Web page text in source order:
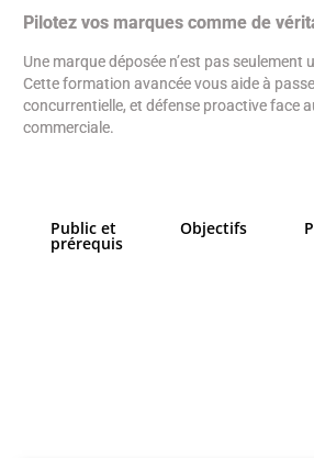
Pilotez vos marques comme de
Une marque déposée n’est pas
Cette formation avancée vous aide à
concurrentielle, et défense proactive face
commerciale.
Public et
prérequis
Objectifs​